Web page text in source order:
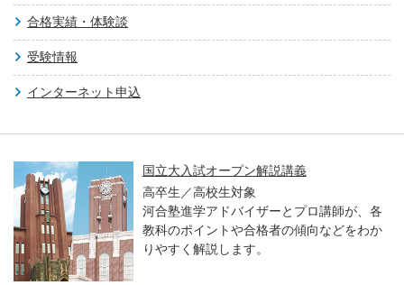
合格実績・体験談
受験情報
インターネット申込
国立大入試オープン解説講義
高卒生／高校生対象
河合塾進学アドバイザーとプロ講師が、各
教科のポイントや合格者の傾向などをわか
りやすく解説します。